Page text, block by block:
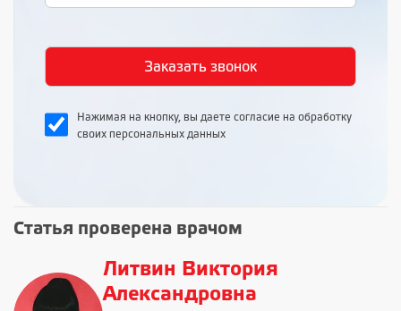
Нажимая на кнопку, вы даете согласие на обработку
своих персональных данных
Статья проверена врачом
Литвин Виктория
Александровна